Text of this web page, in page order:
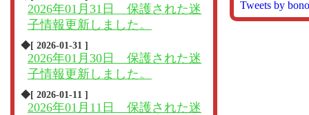
2026年01月31日 保護された迷
子情報更新しました。
◆[ 2026-01-31 ]
2026年01月30日 保護された迷
子情報更新しました。
◆[ 2026-01-11 ]
2026年01月11日 保護された迷
Tweets by